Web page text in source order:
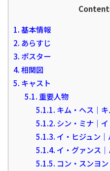
1.基本情報
2. あらすじ
3. ポスター
4.相関図
5. キャスト
5.1. 重要人物
5.1.1. キム・ヘス｜
5.1.2. シン・ミナ｜
5.1.3. イ・ヒジュン
5.1.4. イ・グァンス
5.1.5. コン・スンヨ